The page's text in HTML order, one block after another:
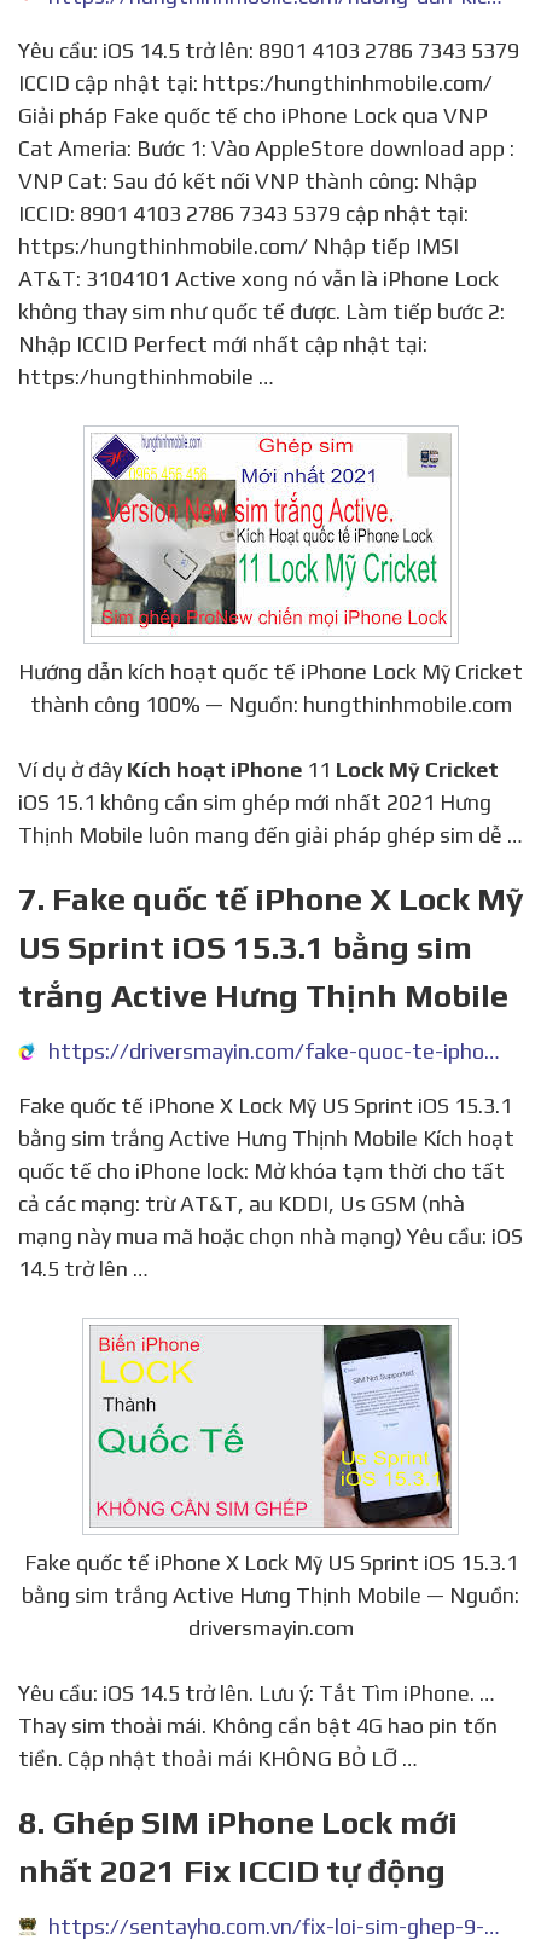
Yêu cầu: iOS 14.5 trở lên: 8901 4103 2786 7343 5379
ICCID cập nhật tại: https:/hungthinhmobile.com/
Giải pháp Fake quốc tế cho iPhone Lock qua VNP
Cat Ameria: Bước 1: Vào AppleStore download app :
VNP Cat: Sau đó kết nối VNP thành công: Nhập
ICCID: 8901 4103 2786 7343 5379 cập nhật tại:
https:/hungthinhmobile.com/ Nhập tiếp IMSI
AT&T: 3104101 Active xong nó vẫn là iPhone Lock
không thay sim như quốc tế được. Làm tiếp bước 2:
Nhập ICCID Perfect mới nhất cập nhật tại:
https:/hungthinhmobile …
Hướng dẫn kích hoạt quốc tế iPhone Lock Mỹ Cricket
thành công 100% — Nguồn: hungthinhmobile.com
Ví dụ ở đây Kích hoạt iPhone 11 Lock Mỹ Cricket
iOS 15.1 không cần sim ghép mới nhất 2021 Hưng
Thịnh Mobile luôn mang đến giải pháp ghép sim dễ …
7. Fake quốc tế iPhone X Lock Mỹ
US Sprint iOS 15.3.1 bằng sim
trắng Active Hưng Thịnh Mobile
https://driversmayin.com/fake-quoc-te-iphone-x-lock-my-us-sprint-ios-15-3-1-bang-sim-trang-active-hung-thinh-mobile/
Fake quốc tế iPhone X Lock Mỹ US Sprint iOS 15.3.1
bằng sim trắng Active Hưng Thịnh Mobile Kích hoạt
quốc tế cho iPhone lock: Mở khóa tạm thời cho tất
cả các mạng: trừ AT&T, au KDDI, Us GSM (nhà
mạng này mua mã hoặc chọn nhà mạng) Yêu cầu: iOS
14.5 trở lên …
Fake quốc tế iPhone X Lock Mỹ US Sprint iOS 15.3.1
bằng sim trắng Active Hưng Thịnh Mobile — Nguồn:
driversmayin.com
Yêu cầu: iOS 14.5 trở lên. Lưu ý: Tắt Tìm iPhone. …
Thay sim thoải mái. Không cần bật 4G hao pin tốn
tiền. Cập nhật thoải mái KHÔNG BỎ LỠ …
8. Ghép SIM iPhone Lock mới
nhất 2021 Fix ICCID tự động
https://sentayho.com.vn/fix-loi-sim-ghep-9-2-1.html